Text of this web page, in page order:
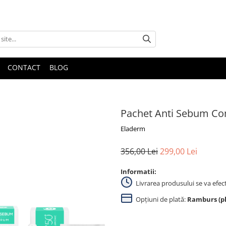
CONTACT BLOG
Pachet Anti Sebum
Eladerm
356,00 Lei299,00 Lei
Informatii:
Livrarea produsului se va
Opțiuni de plată: Ramburs